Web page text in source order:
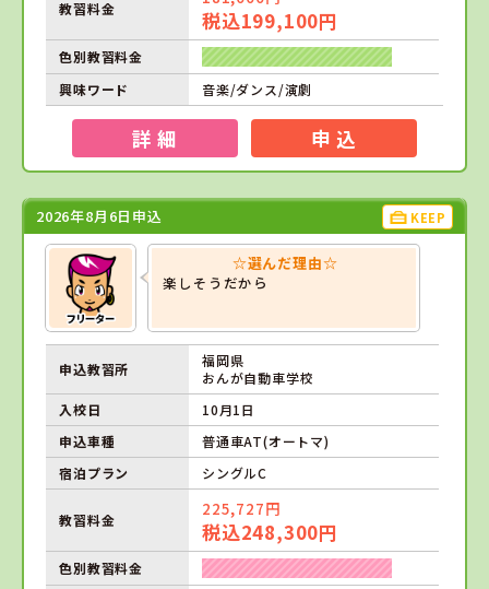
教習料金 税込199,100円
色別教習料金
興味ワード
音楽/ダンス/演劇
詳 細 申 込
2026年8月6日申込 KEEP
☆選んだ理由☆
楽しそうだから
申込教習所
福岡県
おんが自動車学校
入校日
10月1日
申込車種
普通車AT(オートマ)
宿泊プラン
シングルC
教習料金
225,727円
税込248,300円
色別教習料金